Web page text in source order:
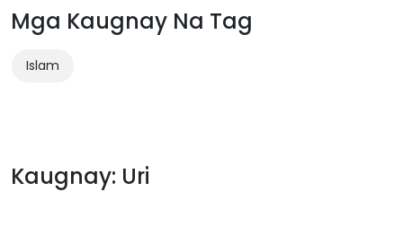
Mga Kaugnay Na Tag
Islam
Kaugnay: Uri